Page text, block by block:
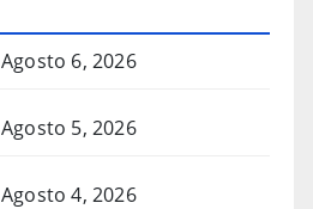
Agosto 6, 2026
Agosto 5, 2026
Agosto 4, 2026